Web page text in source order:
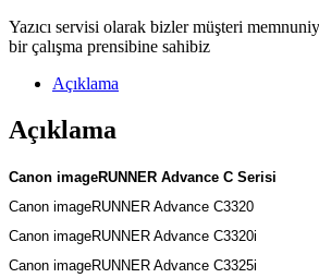
Yazıcı servisi olarak bizler müşteri
bir çalışma prensibine sahibiz
Açıklama
Açıklama
Canon imageRUNNER Advance C Serisi
Canon imageRUNNER Advance C3320
Canon imageRUNNER Advance C3320i
Canon imageRUNNER Advance C3325i